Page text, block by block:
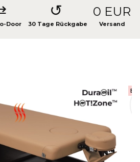
Door
↺
30 Tage Rückgabe
0 EUR
Versand